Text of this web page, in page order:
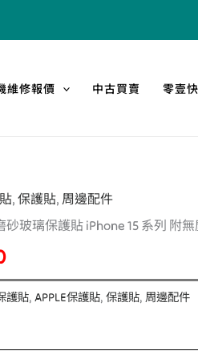
維修報價 中古買賣 零壹
, 保護貼, 周邊配件
玻璃保護貼 iPhone 15 系列 附
。
目
價
NT$1,010。
護貼, APPLE保護貼, 保護貼, 周邊配件